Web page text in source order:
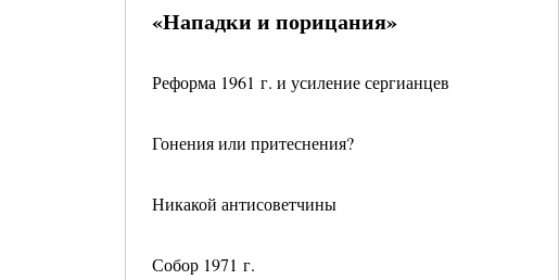
«Нападки и порицания»
Реформа 1961 г. и усиление сергианцев
Гонения или притеснения?
Никакой антисоветчины
Собор 1971 г.